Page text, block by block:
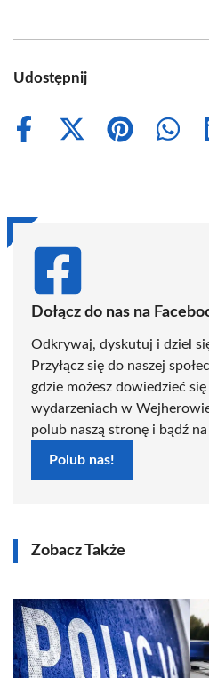
Udostępnij
Share
Share
(Twitter)
Share
Share
Dołącz do nas na
Odkrywaj, dyskutuj i dziel
Przyłącz się do naszej
gdzie możesz dowiedzieć
wydarzeniach w
polub naszą stronę i bądź
Polub nas!
Zobacz Także